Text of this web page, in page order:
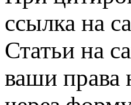
ссылка на
Статьи на
ваши права